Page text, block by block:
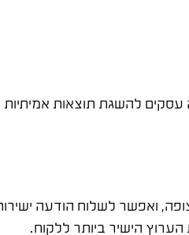
עסקים להשגת תוצאות אמיתיות
ואפשר לשלוח הודעה
הישיר ביותר ללקוח.